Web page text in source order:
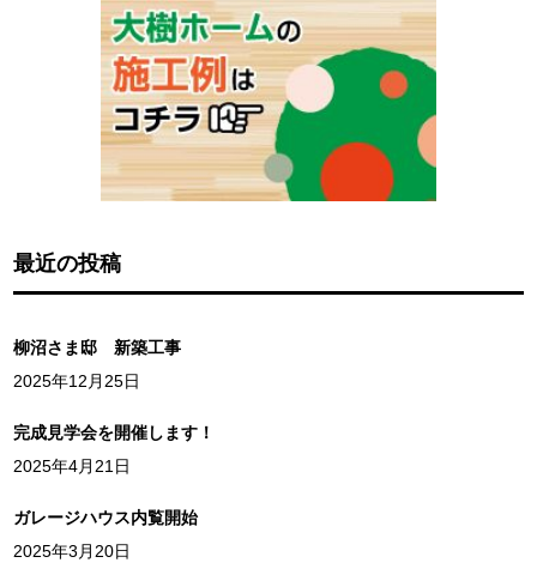
最近の投稿
柳沼さま邸 新築工事
2025年12月25日
完成見学会を開催します！
2025年4月21日
ガレージハウス内覧開始
2025年3月20日